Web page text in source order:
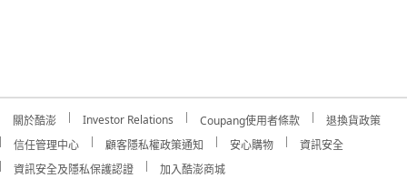
關於酷澎 Investor Relations Coupang使用者條款
退換貨政策
信任管理中心
顧客隱私權政策通知 安心購物
資訊安全
資訊安全及隱私保護認證
加入酷澎商城